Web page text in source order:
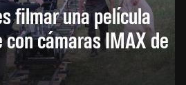
filmar una película
cámaras IMAX de